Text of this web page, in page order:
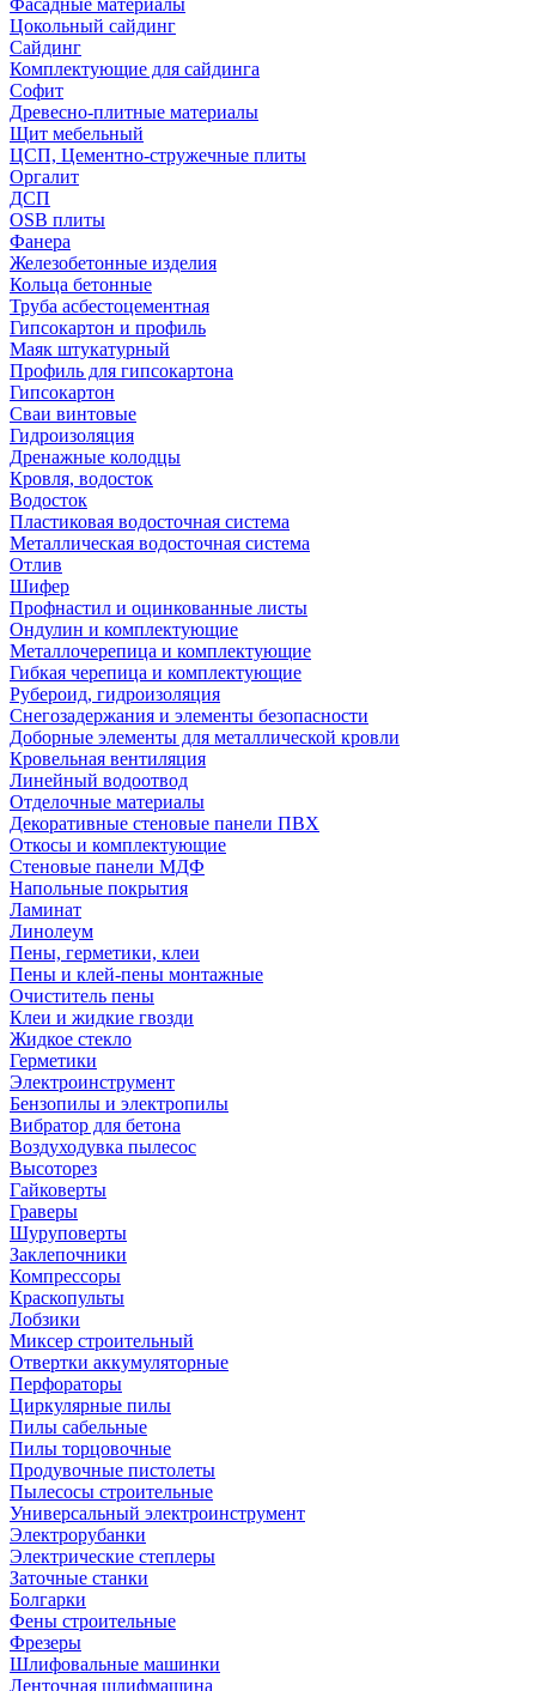
Фасадные материалы
Цокольный сайдинг
Сайдинг
Комплектующие для сайдинга
Софит
Древесно-плитные материалы
Щит мебельный
ЦСП, Цементно-стружечные плиты
Оргалит
ДСП
OSB плиты
Фанера
Железобетонные изделия
Кольца бетонные
Труба асбестоцементная
Гипсокартон и профиль
Маяк штукатурный
Профиль для гипсокартона
Гипсокартон
Сваи винтовые
Гидроизоляция
Дренажные колодцы
Кровля, водосток
Водосток
Пластиковая водосточная система
Металлическая водосточная система
Отлив
Шифер
Профнастил и оцинкованные листы
Ондулин и комплектующие
Металлочерепица и комплектующие
Гибкая черепица и комплектующие
Рубероид, гидроизоляция
Снегозадержания и элементы безопасности
Доборные элементы для металлической кровли
Кровельная вентиляция
Линейный водоотвод
Отделочные материалы
Декоративные стеновые панели ПВХ
Откосы и комплектующие
Стеновые панели МДФ
Напольные покрытия
Ламинат
Линолеум
Пены, герметики, клеи
Пены и клей-пены монтажные
Очиститель пены
Клеи и жидкие гвозди
Жидкое стекло
Герметики
Электроинструмент
Бензопилы и электропилы
Вибратор для бетона
Воздуходувка пылесос
Высоторез
Гайковерты
Граверы
Шуруповерты
Заклепочники
Компрессоры
Краскопульты
Лобзики
Миксер строительный
Отвертки аккумуляторные
Перфораторы
Циркулярные пилы
Пилы сабельные
Пилы торцовочные
Продувочные пистолеты
Пылесосы строительные
Универсальный электроинструмент
Электрорубанки
Электрические степлеры
Заточные станки
Болгарки
Фены строительные
Фрезеры
Шлифовальные машинки
Ленточная шлифмашина